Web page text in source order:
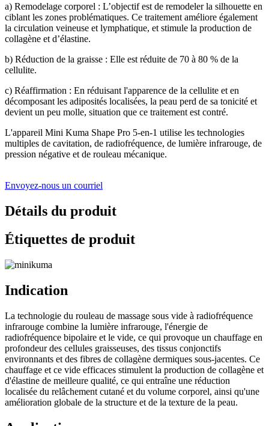
a) Remodelage corporel : L’objectif est de remodeler la silhouette en
ciblant les zones problématiques. Ce traitement améliore également
la circulation veineuse et lymphatique, et stimule la production de
collagène et d’élastine.
b) Réduction de la graisse : Elle est réduite de 70 à 80 % de la
cellulite.
c) Réaffirmation : En réduisant l'apparence de la cellulite et en
décomposant les adiposités localisées, la peau perd de sa tonicité et
devient un peu molle, situation que ce traitement est contré.
L'appareil Mini Kuma Shape Pro 5-en-1 utilise les technologies
multiples de cavitation, de radiofréquence, de lumière infrarouge, de
pression négative et de rouleau mécanique.
Envoyez-nous un courriel
Détails du produit
Étiquettes de produit
Indication
La technologie du rouleau de massage sous vide à radiofréquence
infrarouge combine la lumière infrarouge, l'énergie de
radiofréquence bipolaire et le vide, ce qui provoque un chauffage en
profondeur des cellules graisseuses, des tissus conjonctifs
environnants et des fibres de collagène dermiques sous-jacentes. Ce
chauffage et ce vide efficaces stimulent la production de collagène et
d'élastine de meilleure qualité, ce qui entraîne une réduction
localisée du relâchement cutané et du volume corporel, ainsi qu'une
amélioration globale de la structure et de la texture de la peau.